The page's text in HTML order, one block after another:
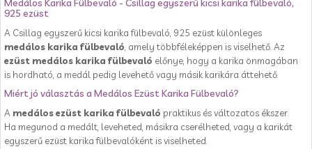
Medálos Karika Fülbevaló - Csillag egyszerű kicsi karika fülbevaló,
925 ezüst
A Csillag egyszerű kicsi karika fülbevaló, 925 ezüst különleges
medálos karika fülbevaló , amely többféleképpen is viselhető. Az
ezüst medálos karika fülbevaló előnye, hogy a karika önmagában
is hordható, a medál pedig levehető vagy másik karikára áttehető.
Miért jó választás a Medálos Ezüst Karika Fülbevaló?
A medálos ezüst karika fülbevaló praktikus és változatos ékszer.
Ha megunod a medált, leveheted, másikra cserélheted, vagy a karikát
egyszerű ezüst karika fülbevalóként is viselheted.